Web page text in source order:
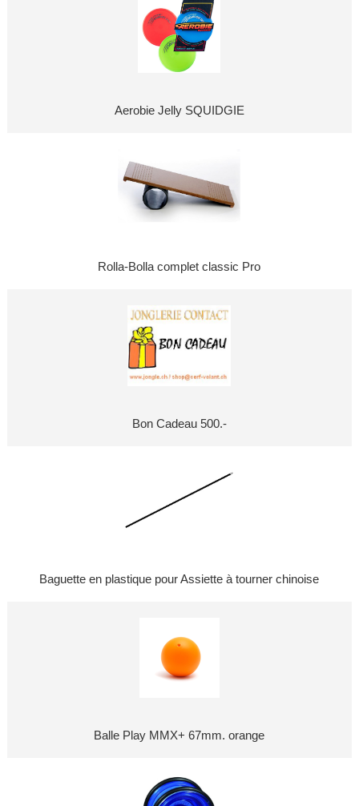
Aerobie Jelly SQUIDGIE
Rolla-Bolla complet classic Pro
Bon Cadeau 500.-
Baguette en plastique pour Assiette à tourner chinoise
Balle Play MMX+ 67mm. orange